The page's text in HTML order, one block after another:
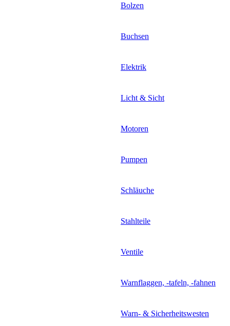
Bolzen
Buchsen
Elektrik
Licht & Sicht
Motoren
Pumpen
Schläuche
Stahlteile
Ventile
Warnflaggen, -tafeln, -fahnen
Warn- & Sicherheitswesten